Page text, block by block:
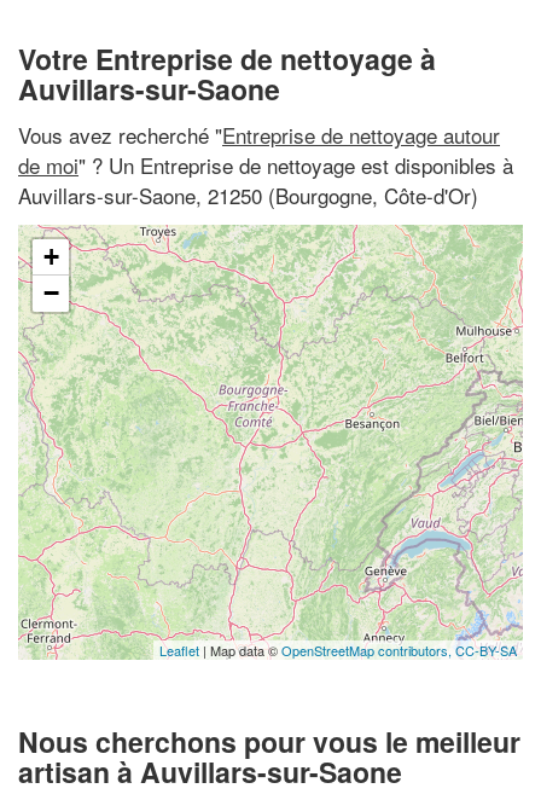
Votre Entreprise de nettoyage à
Auvillars-sur-Saone
Vous avez recherché "Entreprise de nettoyage autour
de moi" ? Un Entreprise de nettoyage est disponibles à
Auvillars-sur-Saone, 21250 (Bourgogne, Côte-d'Or)
+
−
Leaflet | Map data ©OpenStreetMap contributors, CC-BY-SA
Nous cherchons pour vous le meilleur
artisan à Auvillars-sur-Saone